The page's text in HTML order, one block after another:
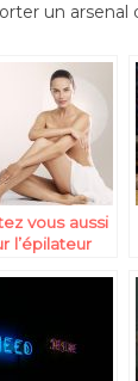
un
vous aussi
l’épilateur